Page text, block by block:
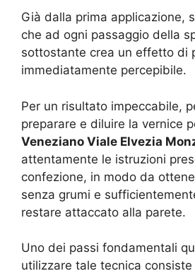
Già dalla prima applicazione,
che ad ogni passaggio della
sottostante crea un effetto di
immediatamente percepibile.
Per un risultato impeccabile,
preparare e diluire la vernice
Veneziano Viale Elvezia
attentamente le istruzioni
confezione, in modo da
senza grumi e
restare attaccato alla parete.
Uno dei passi fondamentali
utilizzare tale tecnica